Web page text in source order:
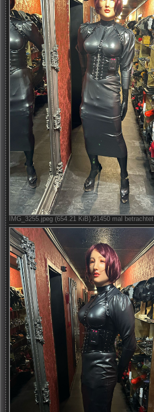
IMG_3255.jpeg (654.21 KiB) 21450 mal betrachtet